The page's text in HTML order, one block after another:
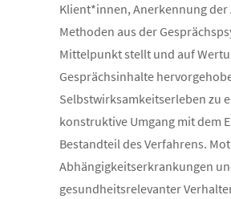
Klient*innen, Anerkennung
Methoden aus der
Mittelpunkt stellt und auf
Gesprächsinhalte
Selbstwirksamkeitserleben zu
konstruktive Umgang mit dem
Bestandteil des Verfahrens.
Abhängigkeitserkrankungen
gesundheitsrelevanter